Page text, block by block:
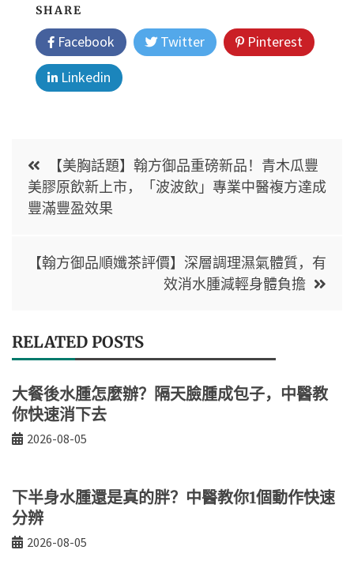
SHARE
Facebook Twitter
Pinterest
Linkedin
【美胸話題】翰方御品重磅新品！青木瓜豐
美膠原飲新上市，「波波飲」專業中醫複方達成
豐滿豐盈效果
【翰方御品順孅茶評價】深層調理濕氣體質，有
效消水腫減輕身體負擔
RELATED POSTS
大餐後水腫怎麼辦？隔天臉腫成包子，中醫教
你快速消下去
2026-08-05
下半身水腫還是真的胖？中醫教你1個動作快速
分辨
2026-08-05